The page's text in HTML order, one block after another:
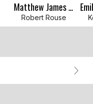
Matthew James Morrison
Robert Rouse